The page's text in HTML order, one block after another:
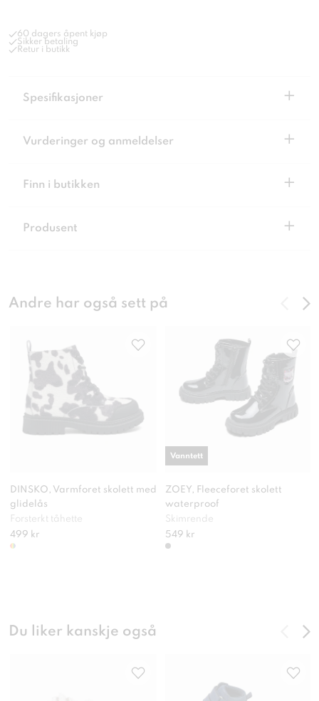
60 dagers åpent kjøp
Sikker betaling
Retur i butikk
Spesifikasjoner +
Vurderinger og anmeldelser +
Finn i butikken +
Produsent +
Andre har også sett på
DINSKO, Varmforet skolett med
glidelås
Forsterkt tåhette
499 kr
ZOEY, Fleeceforet skolett
waterproof
Skimrende
549 kr
Vanntett
Du liker kanskje også